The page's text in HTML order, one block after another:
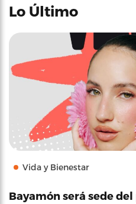
Lo Último
Vida y Bienestar
Bayamón será sede